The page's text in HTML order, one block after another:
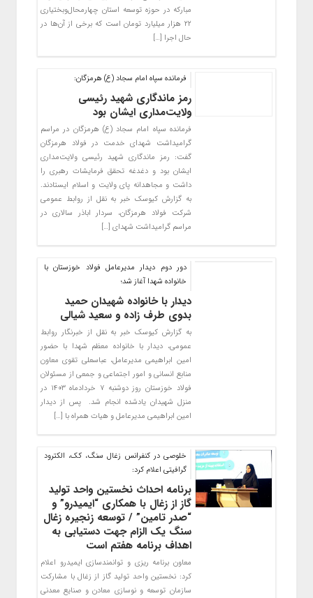
مبارکه در حوزه توسعه استان چهارمحال‌وبختیاری
۲۲ هزار میلیارد تومان است که برخی از آن‌ها در
حال اجرا […]
فرمانده سپاه امام سجاد (ع) هرمزگان:
رمز ماندگاری شهید رئیسی
ولایت‌مداری ایشان بود
فرمانده سپاه امام سجاد (ع) هرمزگان در مراسم
گرامیداشت شهدای خدمت در فولاد هرمزگان
گفت: رمز ماندگاری شهید رئیسی ولایت‌مداری
ایشان بود و دغدغه تحقق فرمایشات رهبری را
داشت و مجاهدانه پای ولایت و اسلام ایستادند.
به گزارش کیوسک خبر به نقل از روابط عمومی
شرکت فولاد هرمزگان، سردار اباذر سالاری در
مراسم گرامیداشت شهدای […]
دور دوم دیدار مدیرعامل فولاد خوزستان با
خانواده شهدا آغاز شد؛
دیدار با خانواده‌ شهیدان حمید
بدوی طرف زاده و سعید شیالی
به گزارش کیوسک خبر به نقل از خبرنگار روابط
عمومی، دیدار با خانواده معظم شهدا با حضور
امین ابراهیمی مدیرعامل، عباسعلی تقوی معاون
منابع انسانی و امور اجتماعی و جمعی از مسئولان
فولاد خوزستان روز دوشنبه ۷ خردادماه ۱۴۰۳ در
منزل شهیدان یادشده انجام شد. پس از دیدار
امین ابراهیمی مدیرعامل و هیات همراه با […]
خلوصی در کنفرانس زغال سنگ، کک، الکترود
گرافیتی اعلام کرد:
برنامه احداث نخستین واحد تولید
گاز از زغال با همکاری “ایمیدرو” و
“صدر تامین” / توسعه زنجیره زغال
سنگ یک الزام جهت دستیابی به
اهداف برنامه هفتم است
معاون برنامه ریزی و توانمندسازی ایمیدرو اعلام
کرد: نخستین واحد تولید گاز از زغال با مشارکت
سازمان توسعه و نوسازی معادن و صنایع معدنی